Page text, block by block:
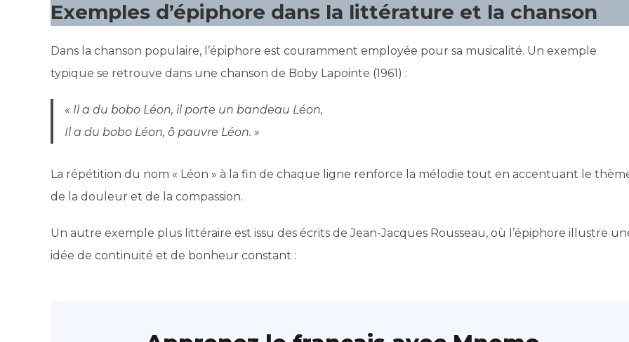
Exemples d’épiphore dans la littérature et la chanson
Dans la chanson populaire, l’épiphore est couramment employée pour sa musicalité. Un exemple
typique se retrouve dans une chanson de Boby Lapointe (1961) :
« Il a du bobo Léon, il porte un bandeau Léon,
Il a du bobo Léon, ô pauvre Léon. »
La répétition du nom « Léon » à la fin de chaque ligne renforce la mélodie tout en accentuant le
de la douleur et de la compassion.
Un autre exemple plus littéraire est issu des écrits de Jean-Jacques Rousseau, où l’épiphore illustre
idée de continuité et de bonheur constant :